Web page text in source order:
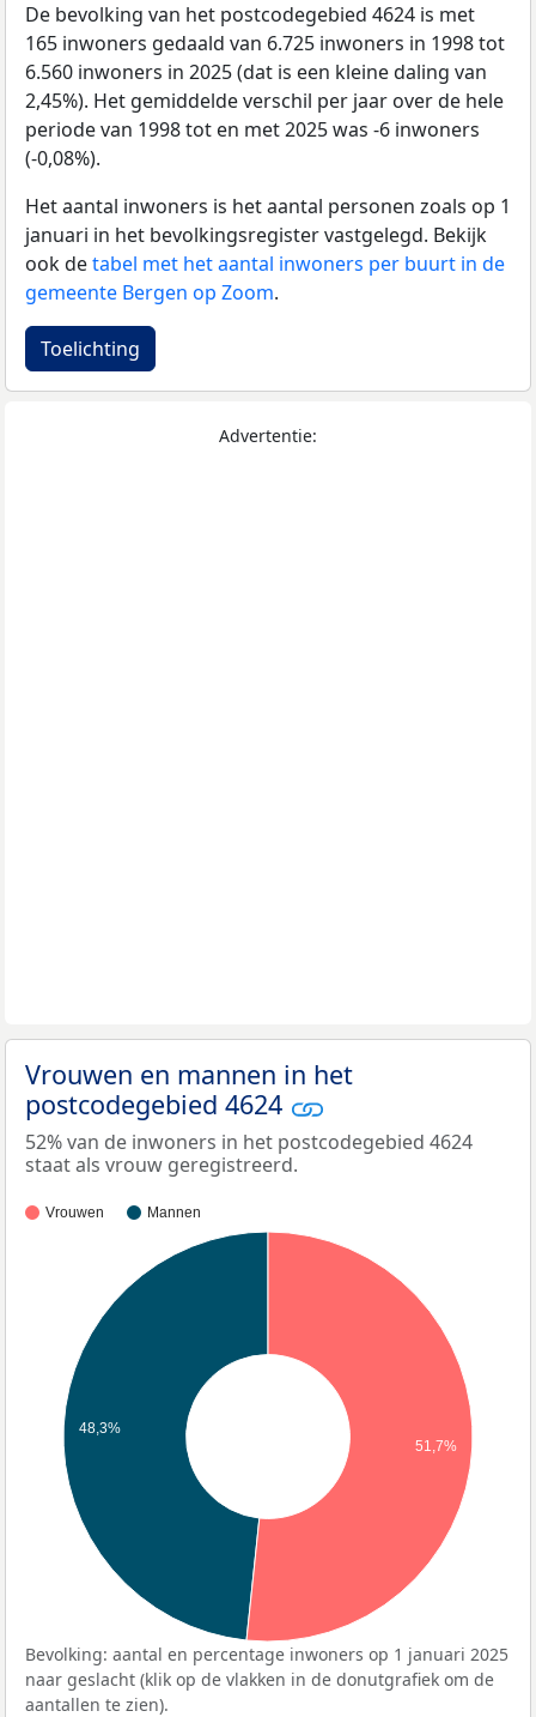
De bevolking van het postcodegebied 4624 is met
165 inwoners gedaald van 6.725 inwoners in 1998 tot
6.560 inwoners in 2025 (dat is een kleine daling van
2,45%). Het gemiddelde verschil per jaar over de hele
periode van 1998 tot en met 2025 was -6 inwoners
(-0,08%).
Het aantal inwoners is het aantal personen zoals op 1
januari in het bevolkingsregister vastgelegd. Bekijk
ook detabel met het aantal inwoners per buurt in de
gemeente Bergen op Zoom.
Toelichting
Advertentie:
Vrouwen en mannen in het
postcodegebied 4624
52% van de inwoners in het postcodegebied 4624
staat als vrouw geregistreerd.
Vrouwen Mannen
48,3%
51,7%
Bevolking: aantal en percentage inwoners op 1 januari 2025
naar geslacht (klik op de vlakken in de donutgrafiek om de
aantallen te zien).